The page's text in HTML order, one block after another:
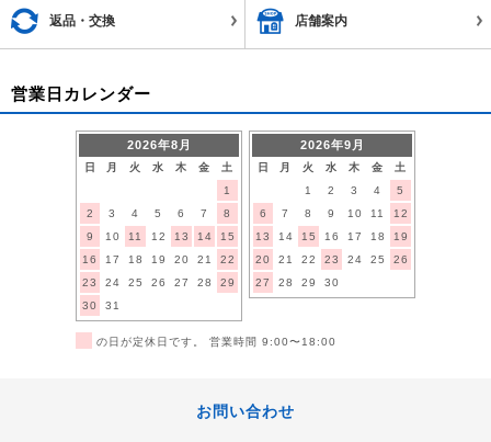
返品・交換 店舗案内
営業日カレンダー
2026年8月
日 月 火 水 木 金
土
1
2
3 4 5 6 7
8
9
10 11 12 13 14
15
16
17 18 19 20 21
22
23
24 25 26 27 28
29
30
31
2026年9月
日 月 火 水 木 金
土
1
2 3 4
5
6
7 8 9 10 11
12
13
14 15 16 17 18
19
20
21 22 23 24 25
26
27
28 29 30
の日が定休日です。 営業時間 9:00〜18:00
お問い合わせ